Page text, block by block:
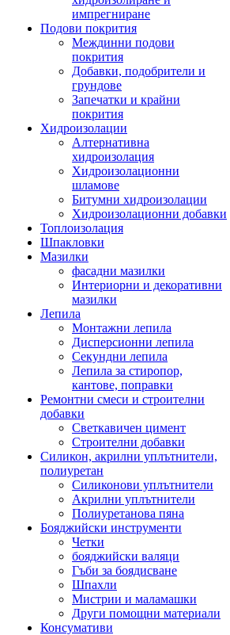
импрегниране
Подови покрития
Междинни подови
покрития
Добавки, подобрители и
грундове
Запечатки и крайни
покрития
Хидроизолации
Алтернативна
хидроизолация
Хидроизолационни
шламове
Битумни хидроизолации
Хидроизолационни добавки
Топлоизолация
Шпакловки
Мазилки
фасадни мазилки
Интериорни и декоративни
мазилки
Лепила
Монтажни лепила
Дисперсионни лепила
Секундни лепила
Лепила за стиропор,
кантове, поправки
Ремонтни смеси и строителни
добавки
Светкавичен цимент
Строителни добавки
Силикон, акрилни уплътнители,
полиуретан
Силиконови уплътнители
Акрилни уплътнители
Полиуретанова пяна
Бояджийски инструменти
Четки
бояджийски валяци
Гъби за боядисване
Шпахли
Мистрии и маламашки
Други помощни материали
Консумативи